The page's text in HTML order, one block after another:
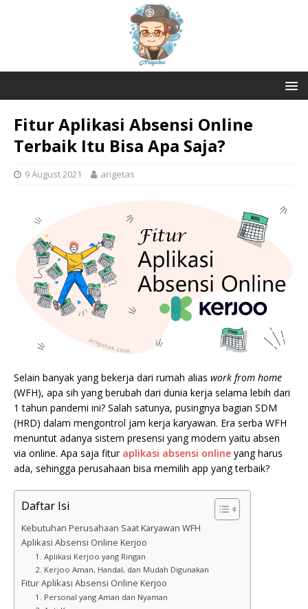
Fitur Aplikasi Absensi Online
Terbaik Itu Bisa Apa Saja?
9 August 2021 arigetas
Selain banyak yang bekerja dari rumah alias work from home
(WFH), apa sih yang berubah dari dunia kerja selama lebih dari
1 tahun pandemi ini? Salah satunya, pusingnya bagian SDM
(HRD) dalam mengontrol jam kerja karyawan. Era serba WFH
menuntut adanya sistem presensi yang modern yaitu absen
via online. Apa saja fitur aplikasi absensi online yang harus
ada, sehingga perusahaan bisa memilih app yang terbaik?
Daftar Isi
Kebutuhan Perusahaan Saat Karyawan WFH
Aplikasi Absensi Online Kerjoo
1. Aplikasi Kerjoo yang Ringan
2. Kerjoo Aman, Handal, dan Mudah Digunakan
Fitur Aplikasi Absensi Online Kerjoo
1. Personal yang Aman dan Nyaman